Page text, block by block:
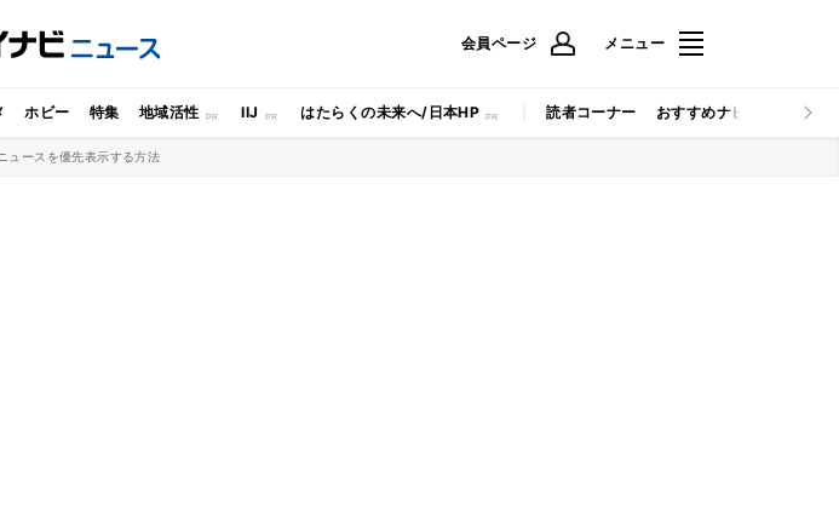
会員ページ メニュー
ホビー 特集 地域活性 IIJ はたらくの未来へ/日本HP 読者コーナー おすすめナビ マイナビ
ュースを優先表示する方法